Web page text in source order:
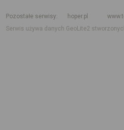
Pozostałe serwisy
hoper.pl
Serwis używa danych GeoLite2